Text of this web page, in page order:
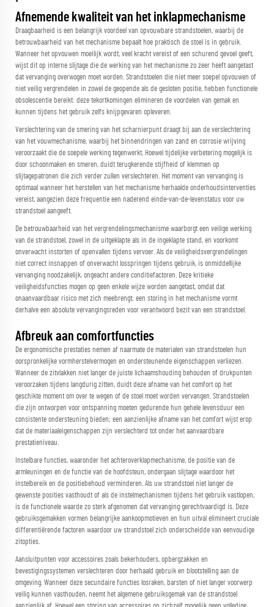
Afnemende kwaliteit van het inklapmechanisme
Draagbaarheid is een belangrijk voordeel van opvouwbare strandstoelen, waarbij de
betrouwbaarheid van het mechanisme bepaalt hoe praktisch de stoel is in gebruik.
Wanneer het opvouwen moeilijk wordt, veel kracht vereist of een schurend gevoel geeft,
wijst dit op interne slijtage die de werking van het mechanisme zo zeer heeft aangetast
dat vervanging overwogen moet worden. Strandstoelen die niet meer soepel opvouwen of
niet veilig vergrendelen in zowel de geopende als de gesloten positie, hebben functionele
obsolescentie bereikt: deze tekortkomingen elimineren de voordelen van gemak en
kunnen tijdens het gebruik zelfs knijpgevaren opleveren.
Verslechtering van de smering van het scharnierpunt draagt bij aan de verslechtering
van het vouwmechanisme, waarbij het binnendringen van zand en corrosie wrijving
veroorzaakt die de soepele werking tegenwerkt. Hoewel tijdelijke verbetering mogelijk is
door schoonmaken en smeren, duidt terugkerende stijfheid of klemmen op
slijtagepatronen die zich verder zullen verslechteren. Het moment van vervanging is
optimaal wanneer het herstellen van het mechanisme herhaalde onderhoudsinterventies
vereist, aangezien deze frequentie een naderend einde-van-de-levenstatus voor uw
strandstoel aangeeft.
De betrouwbaarheid van het vergrendelingsmechanisme waarborgt een veilige werking
van de strandstoel, zowel in de uitgeklapte als in de ingeklapte stand, en voorkomt
onverwacht instorten of openvallen tijdens vervoer. Als de veiligheidsvergrendelingen
niet correct insnappen of onverwacht losspringen tijdens gebruik, is onmiddellijke
vervanging noodzakelijk, ongeacht andere conditiefactoren. Deze kritieke
veiligheidsfuncties mogen op geen enkele wijze worden aangetast, omdat dat
onaanvaardbaar risico met zich meebrengt; een storing in het mechanisme vormt
derhalve een absolute vervangingsreden voor verantwoord bezit van een strandstoel.
Afbreuk aan comfortfuncties
De ergonomische prestaties nemen af naarmate de materialen van strandstoelen hun
oorspronkelijke vormherstelvermogen en ondersteunende eigenschappen verliezen.
Wanneer de zitvlakken niet langer de juiste lichaamshouding behouden of drukpunten
veroorzaken tijdens langdurig zitten, duidt deze afname van het comfort op het
geschikte moment om over te wegen of de stoel moet worden vervangen. Strandstoelen
die zijn ontworpen voor ontspanning moeten gedurende hun gehele levensduur een
consistente ondersteuning bieden; een aanzienlijke afname van het comfort wijst erop
dat de materiaaleigenschappen zijn verslechterd tot onder het aanvaardbare
prestatieniveau.
Instelbare functies, waaronder het achteroverklapmechanisme, de positie van de
armleuningen en de functie van de hoofdsteun, ondergaan slijtage waardoor het
instelbereik en de positiebehoud verminderen. Als uw strandstoel niet langer de
gewenste posities vasthoudt of als de instelmechanismen tijdens het gebruik vastlopen,
is de functionele waarde zo sterk afgenomen dat vervanging gerechtvaardigd is. Deze
gebruiksgemakken vormen belangrijke aankoopmotieven en hun uitval elimineert cruciale
differentiërende factoren waardoor uw strandstoel zich onderscheidde van eenvoudige
zitopties.
Aansluitpunten voor accessoires zoals bekerhouders, opbergzakken en
bevestigingssystemen verslechteren door herhaald gebruik en blootstelling aan de
omgeving. Wanneer deze secundaire functies losraken, barsten of niet langer voorwerp
veilig kunnen vasthouden, neemt het algemene gebruiksgemak van de strandstoel